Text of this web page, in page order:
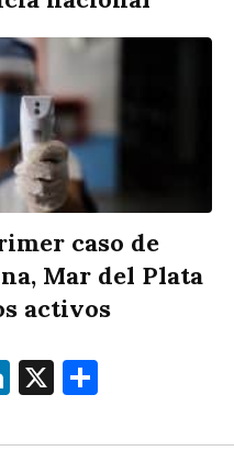
caso de
Mar del Plata
activos
LinkedIn
X